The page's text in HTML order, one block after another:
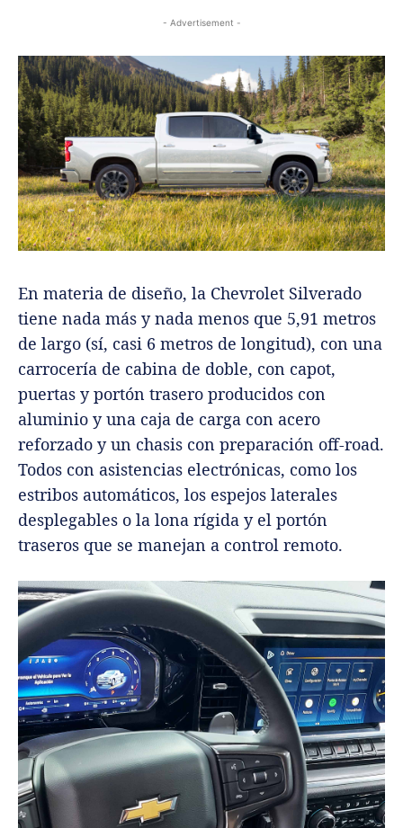
- Advertisement -
En materia de diseño, la Chevrolet Silverado
tiene nada más y nada menos que 5,91 metros
de largo (sí, casi 6 metros de longitud), con una
carrocería de cabina de doble, con capot,
puertas y portón trasero producidos con
aluminio y una caja de carga con acero
reforzado y un chasis con preparación off-road.
Todos con asistencias electrónicas, como los
estribos automáticos, los espejos laterales
desplegables o la lona rígida y el portón
traseros que se manejan a control remoto.